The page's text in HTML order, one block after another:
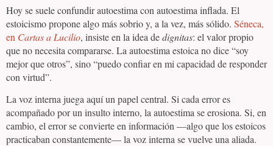
Hoy se suele confundir autoestima con autoestima inflada. El
estoicismo propone algo más sobrio y, a la vez, más sólido. Séneca,
en Cartas a Lucilio, insiste en la idea dedignitas: el valor propio
que no necesita compararse. La autoestima estoica no dice “soy
mejor que otros”, sino “puedo confiar en mi capacidad de responder
con virtud”.
La voz interna juega aquí un papel central. Si cada error es
acompañado por un insulto interno, la autoestima se erosiona. Si, en
cambio, el error se convierte en información —algo que los estoicos
practicaban constantemente— la voz interna se vuelve una aliada.